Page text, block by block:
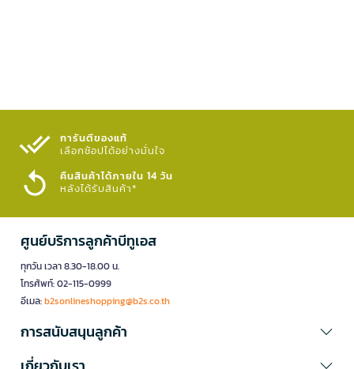
การันตีของแท้
เลือกช้อปได้อย่างมั่นใจ​
คืนสินค้าได้ภายใน 14 วัน
หลังได้รับสินค้า*
ศูนย์บริการลูกค้าบีทูเอส
ทุกวัน เวลา 8.30-18.00 น.
โทรศัพท์: 02-115-0999
อีเมล:b2sonlineshopping@b2s.co.th
การสนับสนุนลูกค้า